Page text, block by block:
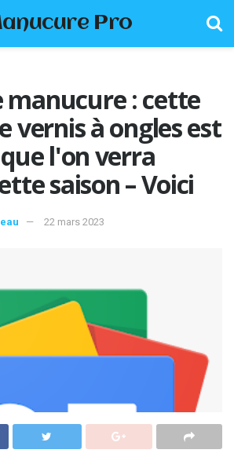
Pro
manucure : cette
vernis à ongles est
l'on verra
saison – Voici
22 mars 2023